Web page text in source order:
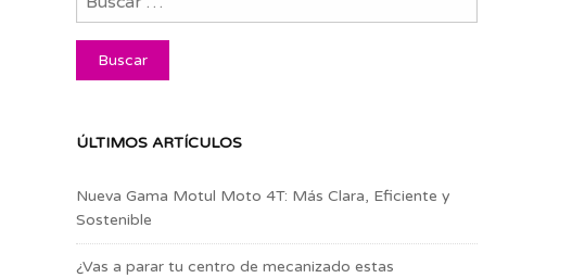
ÚLTIMOS ARTÍCULOS
Nueva Gama Motul Moto 4T: Más Clara, Eficiente y
Sostenible
¿Vas a parar tu centro de mecanizado estas